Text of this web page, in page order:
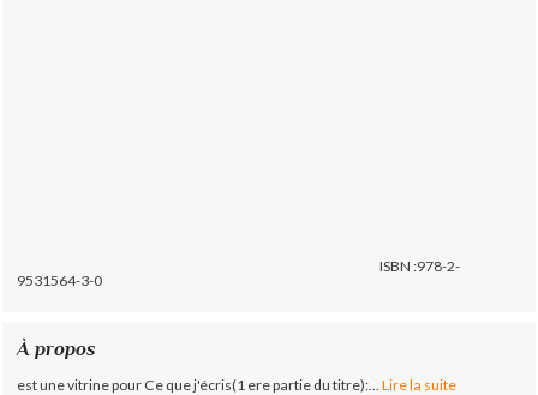
ISBN :978-2-
9531564-3-0
À propos
est une vitrine pour Ce que j'écris(1 ere partie du titre):... Lire la suite